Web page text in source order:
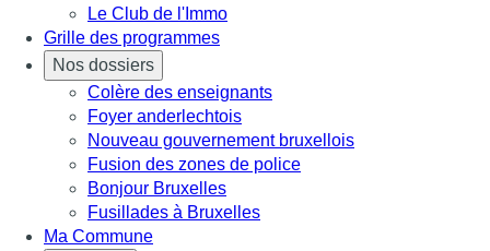
Le Club de l'Immo
Grille des programmes
Nos dossiers
Colère des enseignants
Foyer anderlechtois
Nouveau gouvernement bruxellois
Fusion des zones de police
Bonjour Bruxelles
Fusillades à Bruxelles
Ma Commune